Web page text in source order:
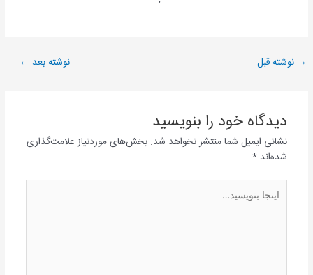
→ نوشته قبل نوشته بعد ←
دیدگاه‌ خود را بنویسید
نشانی ایمیل شما منتشر نخواهد شد. بخش‌های موردنیاز علامت‌گذاری
شده‌اند *
بنویسید…